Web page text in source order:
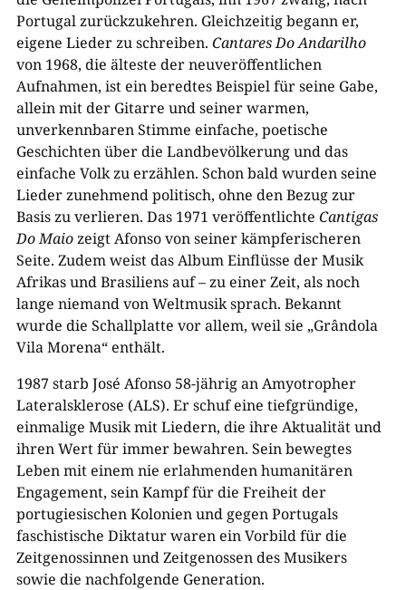
Portugal zurückzukehren. Gleichzeitig begann er,
eigene Lieder zu schreiben. Cantares Do Andarilho
von 1968, die älteste der neuveröffentlichen
Aufnahmen, ist ein beredtes Beispiel für seine Gabe,
allein mit der Gitarre und seiner warmen,
unverkennbaren Stimme einfache, poetische
Geschichten über die Landbevölkerung und das
einfache Volk zu erzählen. Schon bald wurden seine
Lieder zunehmend politisch, ohne den Bezug zur
Basis zu verlieren. Das 1971 veröffentlichte Cantigas
Do Maiozeigt Afonso von seiner kämpferischeren
Seite. Zudem weist das Album Einflüsse der Musik
Afrikas und Brasiliens auf – zu einer Zeit, als noch
lange niemand von Weltmusik sprach. Bekannt
wurde die Schallplatte vor allem, weil sie „Grândola
Vila Morena“ enthält.
1987 starb José Afonso 58-jährig an Amyotropher
Lateralsklerose (ALS). Er schuf eine tiefgründige,
einmalige Musik mit Liedern, die ihre Aktualität und
ihren Wert für immer bewahren. Sein bewegtes
Leben mit einem nie erlahmenden humanitären
Engagement, sein Kampf für die Freiheit der
portugiesischen Kolonien und gegen Portugals
faschistische Diktatur waren ein Vorbild für die
Zeitgenossinnen und Zeitgenossen des Musikers
sowie die nachfolgende Generation.